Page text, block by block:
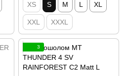
XS S M L XL
XXL XXXL
3